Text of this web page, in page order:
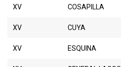
XV COSAPILLA
XV CUYA
XV ESQUINA